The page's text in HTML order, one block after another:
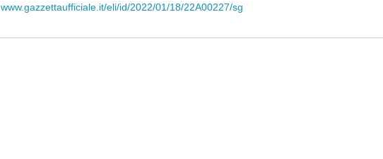
www.gazzettaufficiale.it/eli/id/2022/01/18/22A00227/sg